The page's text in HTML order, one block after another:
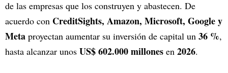
de las empresas que los construyen y abastecen. De
acuerdo con CreditSights, Amazon, Microsoft, Google y
Meta proyectan aumentar su inversión de capital un 36 %,
hasta alcanzar unos US$ 602.000 millones en 2026.